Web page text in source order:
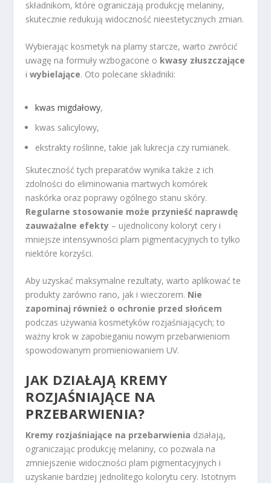
składnikom, które ograniczają produkcję melaniny,
skutecznie redukują widoczność nieestetycznych zmian.
Wybierając kosmetyk na plamy starcze, warto zwrócić
uwagę na formuły wzbogacone o kwasy złuszczające
iwybielające. Oto polecane składniki:
kwas migdałowy,
kwas salicylowy,
ekstrakty roślinne, takie jak lukrecja czy rumianek.
Skuteczność tych preparatów wynika także z ich
zdolności do eliminowania martwych komórek
naskórka oraz poprawy ogólnego stanu skóry.
Regularne stosowanie może przynieść naprawdę
zauważalne efekty – ujednolicony koloryt cery i
mniejsze intensywności plam pigmentacyjnych to tylko
niektóre korzyści.
Aby uzyskać maksymalne rezultaty, warto aplikować te
produkty zarówno rano, jak i wieczorem. Nie
zapominaj również o ochronie przed słońcem
podczas używania kosmetyków rozjaśniających; to
ważny krok w zapobieganiu nowym przebarwieniom
spowodowanym promieniowaniem UV.
JAK DZIAŁAJĄ KREMY
ROZJAŚNIAJĄCE NA
PRZEBARWIENIA?
Kremy rozjaśniające na przebarwienia działają,
ograniczając produkcję melaniny, co pozwala na
zmniejszenie widoczności plam pigmentacyjnych i
uzyskanie bardziej jednolitego kolorytu cery. Istotnym